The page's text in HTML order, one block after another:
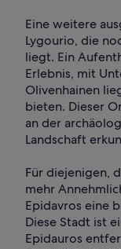
Eine weitere
Lygourio, die
liegt. Ein
Erlebnis, mit
Olivenhainen
bieten. Dieser
an der
Landschaft
Für diejenigen,
mehr
Epidavros eine
Diese Stadt ist
Epidauros